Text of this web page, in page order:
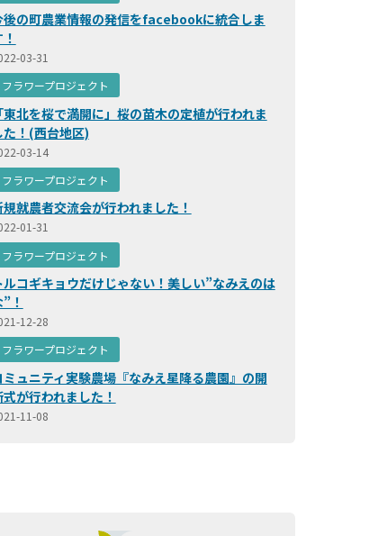
後の町農業情報の発信をfacebookに統合しま
03-31
フラワープロジェクト
「東北を桜で満開に」桜の苗木の定植が行われま
た！(西台地区)
03-14
フラワープロジェクト
規就農者交流会が行われました！
01-31
フラワープロジェクト
ルコギキョウだけじゃない！美しい”なみえのは
！
12-28
フラワープロジェクト
ミュニティ実験農場『なみえ星降る農園』の開
式が行われました！
11-08